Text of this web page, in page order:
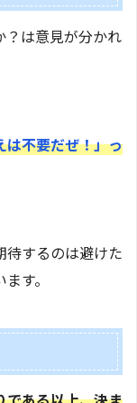
？は意見が分かれ
は不要だぜ！」っ
待するのは避けた
す。